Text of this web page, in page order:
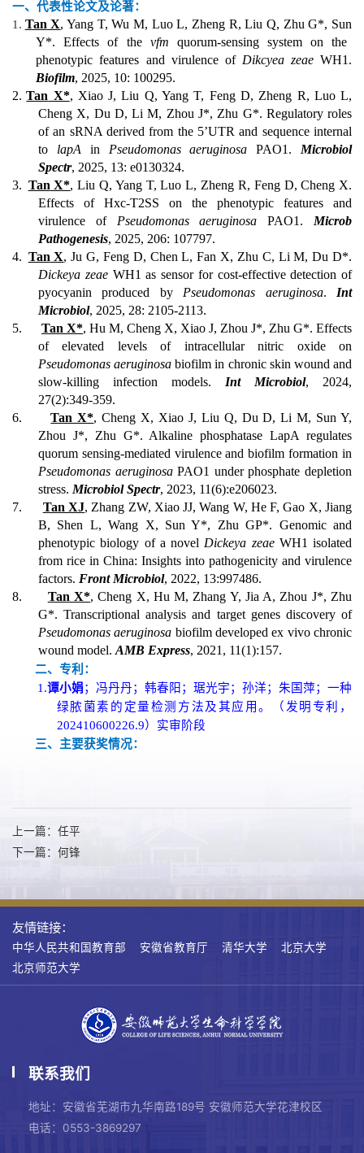
一、 代表性论文及论著：
1. TanX, Yang T, Wu M, LuoL, Zheng R, Liu Q, ZhuG*, Sun
Y*. Effects of the vfm quorum-sensing system on the
phenotypic features and virulence of Dikcyea zeaeWH1.
Biofilm, 2025, 10: 100295.
2. Tan X*, XiaoJ, Liu Q, Yang T, FengD, Zheng R, LuoL,
Cheng X, DuD, Li M, ZhouJ*, Zhu G*. Regulatory roles
of an sRNA derived from the 5’UTR and sequence internal
to lapAin Pseudomonas aeruginosa PAO1.Microbiol
Spectr, 2025, 13: e0130324.
3. TanX*, Liu Q, YangT, Luo L, Zheng R, FengD, Cheng X.
Effects of Hxc-T2SS on the phenotypic features and
virulence of Pseudomonas aeruginosa PAO1.Microb
Pathogenesis, 2025, 206: 107797.
4. TanX, Ju G, FengD, ChenL, Fan X, ZhuC, LiM, Du D*.
Dickeya zeae WH1 as sensor for cost-effective detection of
pyocyanin produced byPseudomonas aeruginosa.Int
Microbiol, 2025, 28: 2105-2113.
5.
Tan X*, Hu M, Cheng X, Xiao J, Zhou J*, Zhu G*. Effects
of elevated levels of intracellular nitric oxide on
Pseudomonas aeruginosa biofilm in chronic skin wound and
slow-killing infection models. Int Microbiol, 2024,
27(2):349-359.
6.
Tan X*, Cheng X, Xiao J, Liu Q, Du D, Li M, Sun Y,
Zhou J*, Zhu G*. Alkaline phosphatase LapA regulates
quorum sensing-mediated virulence and biofilm formation in
Pseudomonas aeruginosaPAO1 under phosphate depletion
stress.Microbiol Spectr, 2023, 11(6):e206023.
7.
Tan XJ, Zhang ZW, Xiao JJ, Wang W, He F, Gao X, Jiang
B, Shen L, Wang X, Sun Y*, Zhu GP*. Genomic and
phenotypic biology of a novelDickeya zeaeWH1 isolated
from rice in China: Insights into pathogenicity and virulence
factors. Front Microbiol, 2022, 13:997486.
8.
Tan X*, Cheng X, Hu M, Zhang Y, Jia A, Zhou J*, Zhu
G*. Transcriptional analysis and target genes discovery of
Pseudomonas aeruginosa biofilm developed ex vivo chronic
wound model.AMB Express, 2021, 11(1):157.
二、专利：
1.谭小娟；冯丹丹；韩春阳；琚光宇；孙洋；朱国萍；一种
绿脓菌素的定量检测方法及其应用。（发明专利，
202410600226.9）实审阶段
三、主要获奖情况：
上一篇：任平
下一篇：何锋
友情链接：
中华人民共和国教育部 安徽省教育厅 清华大学
北京大学
北京师范大学
联系我们
地址：安徽省芜湖市九华南路189号 安徽师范大学花津校区
电话：0553-3869297